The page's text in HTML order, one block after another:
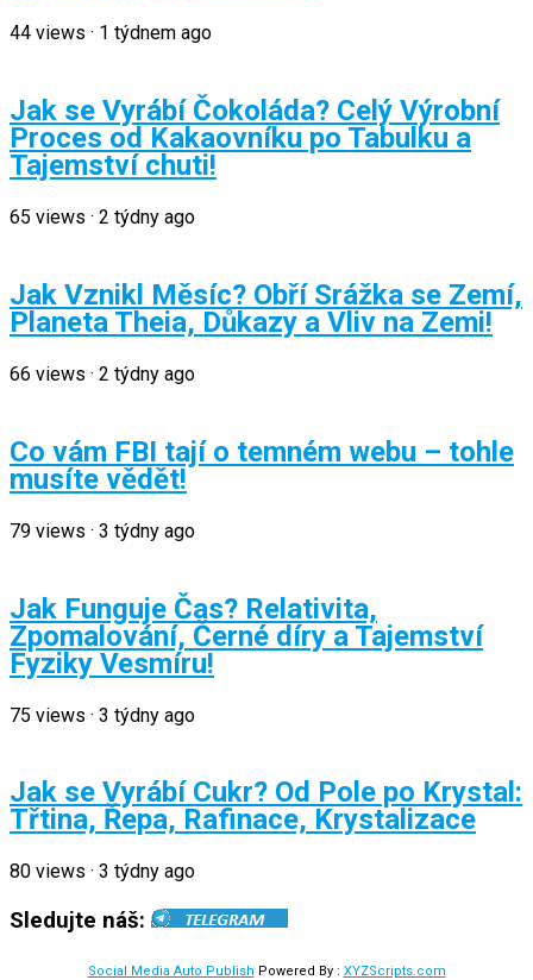
44 views · 1 týdnem ago
Jak se Vyrábí Čokoláda? Celý Výrobní
Proces od Kakaovníku po Tabulku a
Tajemství chuti!
65 views · 2 týdny ago
Jak Vznikl Měsíc? Obří Srážka se Zemí,
Planeta Theia, Důkazy a Vliv na Zemi!
66 views · 2 týdny ago
Co vám FBI tají o temném webu – tohle
musíte vědět!
79 views · 3 týdny ago
Jak Funguje Čas? Relativita,
Zpomalování, Černé díry a Tajemství
Fyziky Vesmíru!
75 views · 3 týdny ago
Jak se Vyrábí Cukr? Od Pole po Krystal:
Třtina, Řepa, Rafinace, Krystalizace
80 views · 3 týdny ago
Sledujte náš:
Social Media Auto Publish Powered By : XYZScripts.com